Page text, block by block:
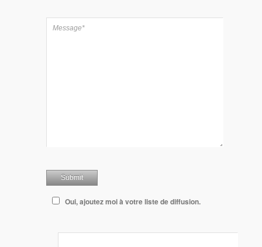
Oui, ajoutez moi à votre liste de diffusion.